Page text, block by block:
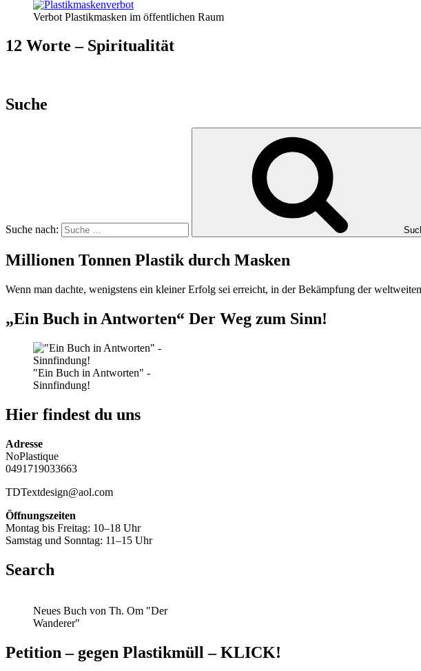
Verbot Plastikmasken im öffentlichen Raum
12 Worte – Spiritualität
Suche
Suche nach:
Millionen Tonnen Plastik durch Masken
Wenn man dachte, wenigstens ein kleiner Erfolg sei erreicht, in der Bekämpfung der
„Ein Buch in Antworten“ Der Weg zum Sinn!
"Ein Buch in Antworten" -
Sinnfindung!
Hier findest du uns
Adresse
NoPlastique
0491719033663
TDTextdesign@aol.com
Öffnungszeiten
Montag bis Freitag: 10–18 Uhr
Samstag und Sonntag: 11–15 Uhr
Search
Neues Buch von Th. Om "Der
Wanderer"
Petition – gegen Plastikmüll – KLICK!